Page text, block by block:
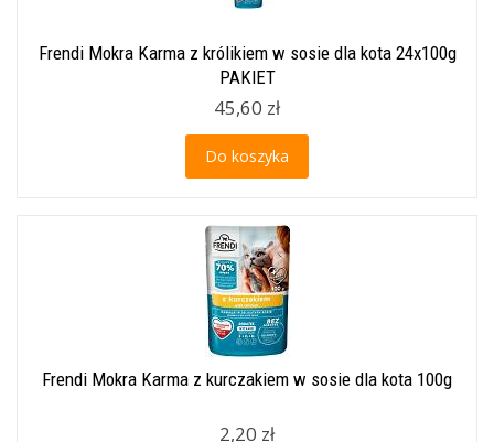
Frendi Mokra Karma z królikiem w sosie dla kota 24x100g
PAKIET
45,60 zł
Do koszyka
Frendi Mokra Karma z kurczakiem w sosie dla kota 100g
2,20 zł